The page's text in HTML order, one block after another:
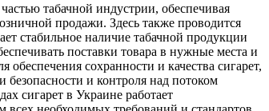
табачной индустрии, обеспечивая
продажи. Здесь также проводится
стабильное наличие табачной продукции
поставки товара в нужные места и
сохранности и качества сигарет,
и контроля над потоком
сигарет в Украине работает